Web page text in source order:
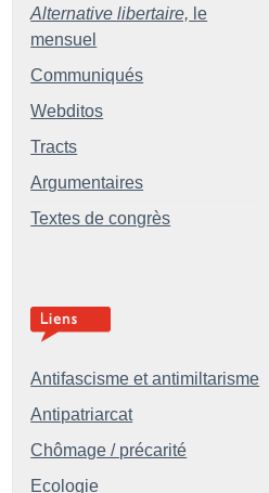
Alternative libertaire, le
mensuel
Communiqués
Webditos
Tracts
Argumentaires
Textes de congrès
Antifascisme et antimiltarisme
Antipatriarcat
Chômage / précarité
Ecologie